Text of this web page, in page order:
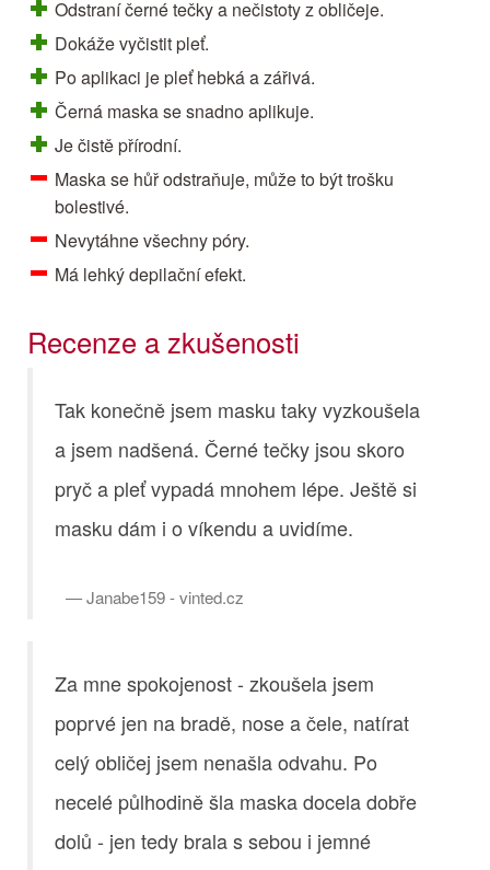
Odstraní černé tečky a nečistoty z obličeje.
Dokáže vyčistit pleť.
Po aplikaci je pleť hebká a zářivá.
Černá maska se snadno aplikuje.
Je čistě přírodní.
Maska se hůř odstraňuje, může to být trošku
bolestivé.
Nevytáhne všechny póry.
Má lehký depilační efekt.
Recenze a zkušenosti
Tak konečně jsem masku taky vyzkoušela
a jsem nadšená. Černé tečky jsou skoro
pryč a pleť vypadá mnohem lépe. Ještě si
masku dám i o víkendu a uvidíme.
Janabe159 - vinted.cz
Za mne spokojenost - zkoušela jsem
poprvé jen na bradě, nose a čele, natírat
celý obličej jsem nenašla odvahu. Po
necelé půlhodině šla maska docela dobře
dolů - jen tedy brala s sebou i jemné